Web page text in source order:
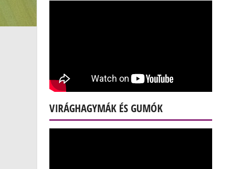
VIRÁGHAGYMÁK ÉS GUMÓK